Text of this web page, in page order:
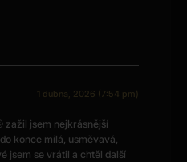
1 dubna, 2026 (7:54 pm)
zažil jsem nejkrásnější
konce milá, usměvavá,
jsem se vrátil a chtěl další